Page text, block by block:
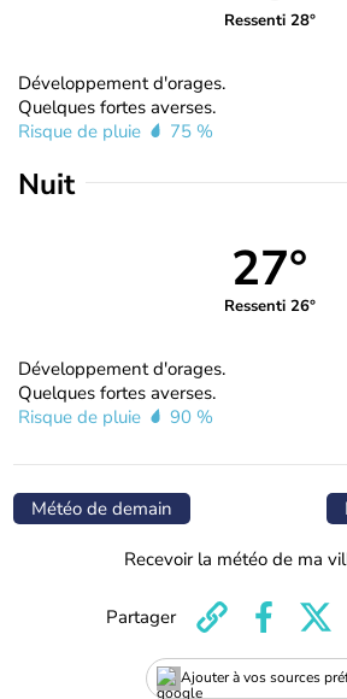
Ressenti 28°
Développement d'orages.
Quelques fortes averses.
Risque de pluie
75 %
Nuit
27°
Ressenti 26°
Développement d'orages.
Quelques fortes averses.
Risque de pluie
90 %
Météo de demain
Recevoir la météo de ma
Ajouter à vos sources
Partager